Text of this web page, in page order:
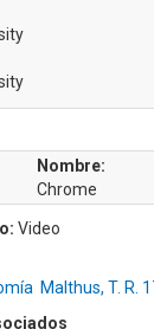
Nombre:
Chrome
Video
Malthus, T. R.